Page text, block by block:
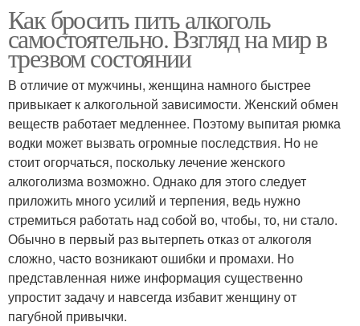
Как бросить пить алкоголь
самостоятельно. Взгляд на мир в
трезвом состоянии
В отличие от мужчины, женщина намного быстрее
привыкает к алкогольной зависимости. Женский обмен
веществ работает медленнее. Поэтому выпитая рюмка
водки может вызвать огромные последствия. Но не
стоит огорчаться, поскольку лечение женского
алкоголизма возможно. Однако для этого следует
приложить много усилий и терпения, ведь нужно
стремиться работать над собой во, чтобы, то, ни стало.
Обычно в первый раз вытерпеть отказ от алкоголя
сложно, часто возникают ошибки и промахи. Но
представленная ниже информация существенно
упростит задачу и навсегда избавит женщину от
пагубной привычки.